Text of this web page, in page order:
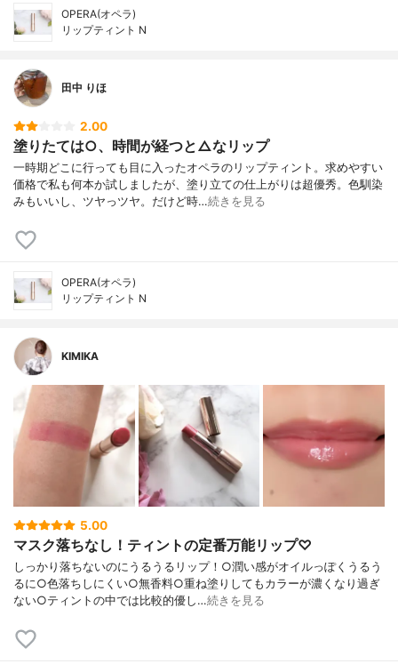
OPERA(オペラ)
リップティント N
田中 りほ
2.00
塗りたては○、時間が経つと△なリップ
一時期どこに行っても目に入ったオペラのリップティント。求めやすい
価格で私も何本か試しましたが、塗り立ての仕上がりは超優秀。色馴染
みもいいし、ツヤっツヤ。だけど時…続きを見る
OPERA(オペラ)
リップティント N
KIMIKA
5.00
マスク落ちなし！ティントの定番万能リップ♡
しっかり落ちないのにうるうるリップ！○潤い感がオイルっぽくうるう
るに○色落ちしにくい○無香料○重ね塗りしてもカラーが濃くなり過ぎ
ない○ティントの中では比較的優し…続きを見る